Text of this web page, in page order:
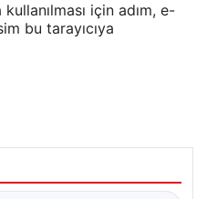
için adım, e-
bu tarayıcıya